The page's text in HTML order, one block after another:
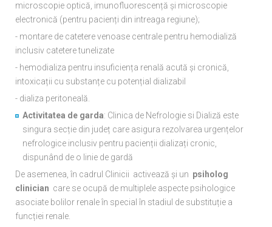
microscopie optică, imunofluorescență și microscopie
electronică (pentru pacienți din intreaga regiune);
- montare de catetere venoase centrale pentru hemodializă
inclusiv catetere tunelizate
- hemodializa pentru insuficiența renală acută și cronică,
intoxicații cu substanțe cu potențial dializabil
- dializa peritoneală.
Activitatea de garda: Clinica de Nefrologie si Dializă este
singura secție din județ care asigura rezolvarea urgențelor
nefrologice inclusiv pentru pacienții dializați cronic,
dispunând de o linie de gardă
De asemenea, în cadrul Clinicii activează și un psiholog
clinician care se ocupă de multiplele aspecte psihologice
asociate bolilor renale în special în stadiul de substituție a
funcției renale.